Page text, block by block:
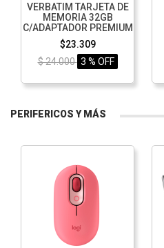
VERBATIM TARJETA DE
MEMORIA 32GB
C/ADAPTADOR PREMIUM
$23.309
$ 24.000 3 % OFF
PERIFERICOS Y MÁS